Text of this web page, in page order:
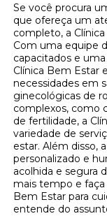
Se você procura
que ofereça um
completo, a
Com uma equipe
capacitados e
Clínica Bem Estar
necessidades em
ginecológicas de
complexos, como
de fertilidade, a
variedade de
estar. Além disso,
personalizado e
acolhida e segura
mais tempo e
Bem Estar para
entende do